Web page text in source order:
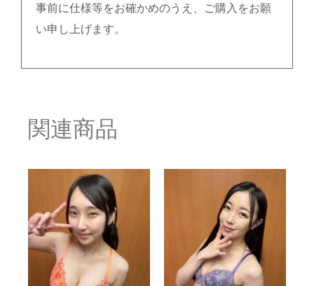
事前に仕様等をお確かめのうえ、ご購入をお願
い申し上げます。
関連商品